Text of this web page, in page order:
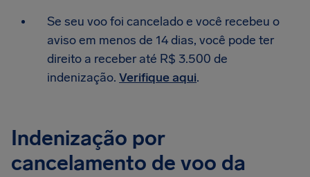
Se seu voo foi cancelado e você recebeu o
aviso em menos de 14 dias, você pode ter
direito a receber até R$ 3.500 de
indenização. Verifique aqui.
Indenização por
cancelamento de voo da